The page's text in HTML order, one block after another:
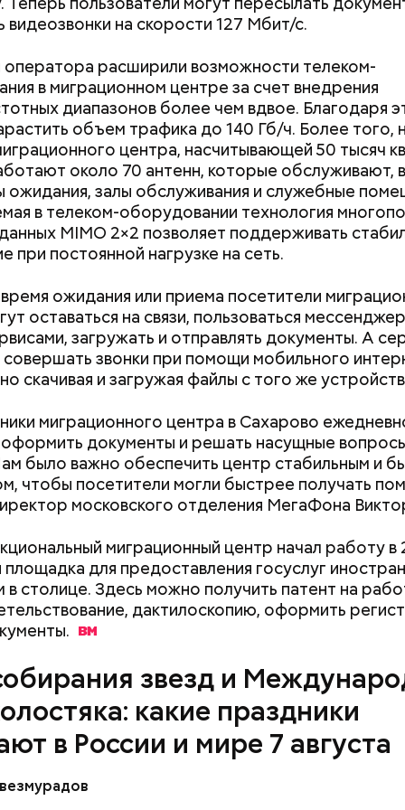
видеозвонки на скорости 127 Мбит/с.
расширили возможности телеком-
в миграционном центре за счет внедрения
диапазонов более чем вдвое. Благодаря
объем трафика до 140 Гб/ч. Более того,
центра, насчитывающей 50 тысяч
около 70 антенн, которые обслуживают,
ожидания, залы обслуживания и служебные
в телеком-оборудовании технология
MIMO 2×2 позволяет поддерживать
при постоянной нагрузке на сеть.
ожидания или приема посетители
оставаться на связи, пользоваться
загружать и отправлять документы. А
совершать звонки при помощи мобильного
скачивая и загружая файлы с того же
миграционного центра в Сахарово
документы и решать насущные
было важно обеспечить центр стабильным и
чтобы посетители могли быстрее получать
московского отделения МегаФона
миграционный центр начал работу в
площадка для предоставления госуслуг
в столице. Здесь можно получить патент на
дактилоскопию, оформить
звезд и
какие праздники
в России и мире 7 августа
звезд учрежден в честь метеорного потока
день холостяка
порезанные кубиками, нужно легко обжарить на
К ним добавляются зелень петрушки, чеснок,
масло. Получается очень вкусно, — поделился
из кабачков
Как поменять батареи дома и
не получить штраф
Как получить
рублей от
трудной
документы